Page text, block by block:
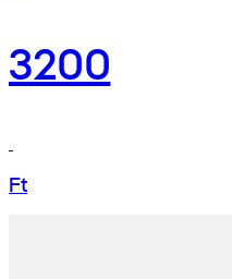
3200
Ft